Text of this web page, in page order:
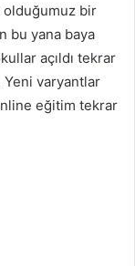
bir
bu yana baya
açıldı tekrar
Yeni varyantlar
eğitim tekrar